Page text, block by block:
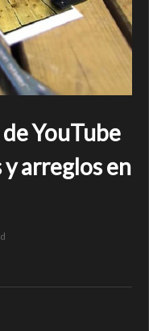
YouTube
y arreglos en